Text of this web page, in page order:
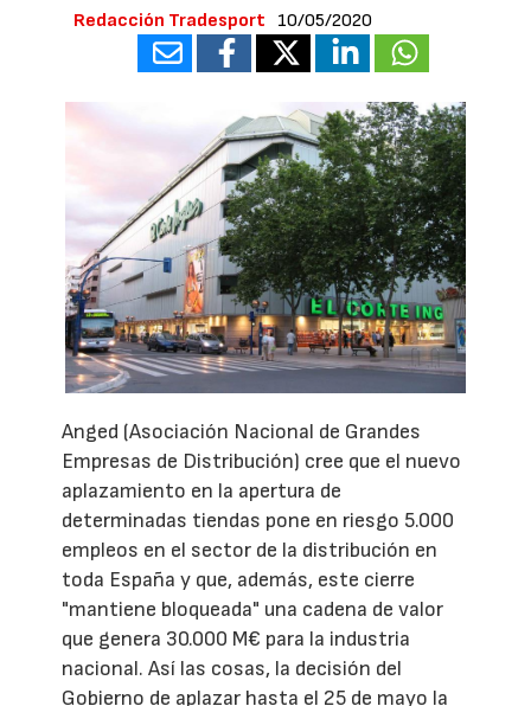
Redacción Tradesport 10/05/2020
Anged (Asociación Nacional de Grandes
Empresas de Distribución) cree que el nuevo
aplazamiento en la apertura de
determinadas tiendas pone en riesgo 5.000
empleos en el sector de la distribución en
toda España y que, además, este cierre
"mantiene bloqueada" una cadena de valor
que genera 30.000 M€ para la industria
nacional. Así las cosas, la decisión del
Gobierno de aplazar hasta el 25 de mayo la